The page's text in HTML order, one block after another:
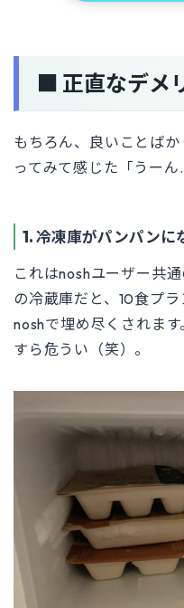
■ 正直なデメ
もちろん、良いことば
ってみて感じた「うーん
1. 冷凍庫がパンパンに
これはnoshユーザー共
の冷蔵庫だと、10食プ
noshで埋め尽くされま
すら危うい（笑）。